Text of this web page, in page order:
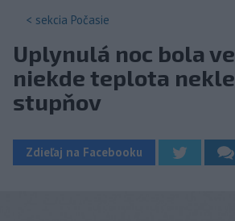
< sekcia Počasie
Uplynulá noc bola
niekde teplota
stupňov
Zdieľaj na Facebooku